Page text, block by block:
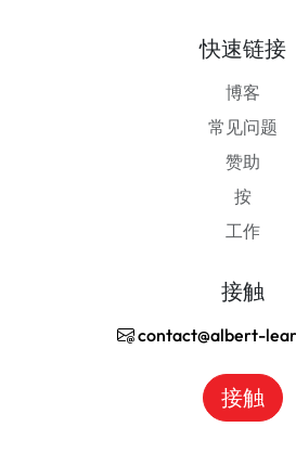
快速链接
博客
常见问题
赞助
按
工作
接触
contact@albert-
接触